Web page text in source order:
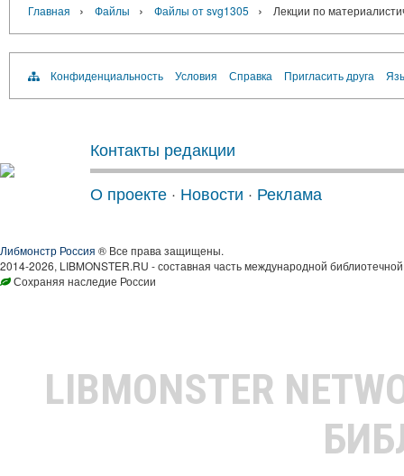
Главная › Файлы › Файлы от svg1305 › Лекции по
Конфиденциальность Условия Справка Пригласить друга
Контакты редакции
О проекте · Новости · Реклама
Либмонстр Россия ® Все права защищены.
2014-2026, LIBMONSTER.RU - составная часть международной
Сохраняя наследие России
LIBMONSTER